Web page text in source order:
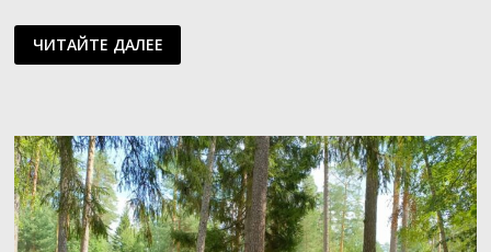
ИНТЕРАКТИВНОЕ
ПРОСТРАНСТВО.НОВАЯ
ВОЛНА
ЧИТАЙТЕ ДАЛЕЕ